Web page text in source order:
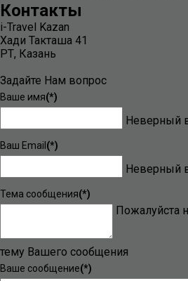
Контакты
i-Travel Kazan
Хади Такташа 41
РТ, Казань
Задайте Нам вопрос
Ваше имя(*)
Неверный
Ваш Email (*)
Неверный
Тема сообщения(*)
Пожалуйста
тему Вашего сообщения
Ваше сообщение(*)